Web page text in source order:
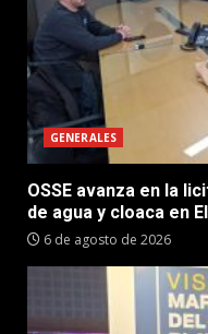
GENERALES
OSSE avanza en la
de agua y cloaca en
6 de agosto de 2026